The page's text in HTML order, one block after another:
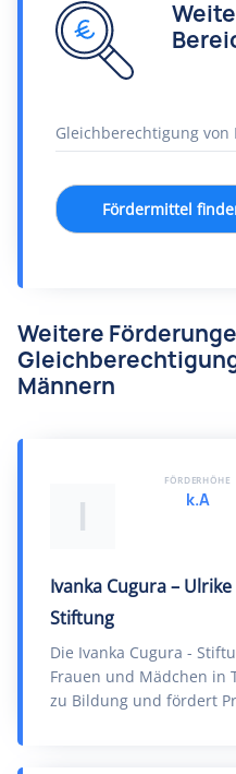
Fördermittel
Weitere
Männern
I
Ivanka Cugura –
Stiftung
Die Ivanka Cugura -
Frauen und Mädchen in
zu Bildung und fördert
FÖRDERHÖHE
k.A